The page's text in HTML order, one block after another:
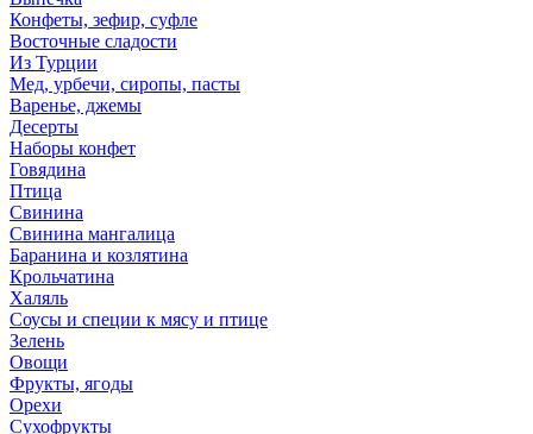
Конфеты, зефир, суфле
Восточные сладости
Из Турции
Мед, урбечи, сиропы, пасты
Варенье, джемы
Десерты
Наборы конфет
Говядина
Птица
Свинина
Свинина мангалица
Баранина и козлятина
Крольчатина
Халяль
Соусы и специи к мясу и птице
Зелень
Овощи
Фрукты, ягоды
Орехи
Сухофрукты